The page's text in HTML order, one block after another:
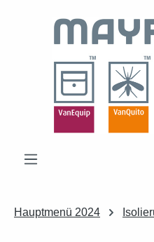
Zum Hauptinhalt springen
Hauptmenü 2024